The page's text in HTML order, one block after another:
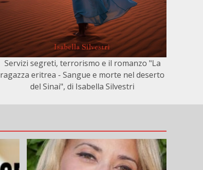
Servizi segreti, terrorismo e il romanzo "La
ragazza eritrea - Sangue e morte nel deserto
del Sinai", di Isabella Silvestri